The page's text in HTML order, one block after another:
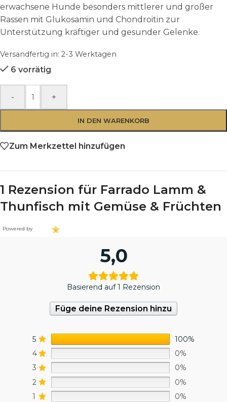
erwachsene Hunde besonders mittlerer und großer
Rassen mit Glukosamin und Chondroitin zur
Unterstützung kräftiger und gesunder Gelenke.
Versandfertig in: 2-3 Werktagen
6 vorrätig
- +
IN DEN WARENKORB
Zum Merkzettel hinzufügen
1 Rezension für Farrado Lamm &
Thunfisch mit Gemüse & Früchten
Powered by
5,0
Basierend auf 1 Rezension
Füge deine Rezension hinzu
5
100%
4
0%
3
0%
2
0%
1
0%